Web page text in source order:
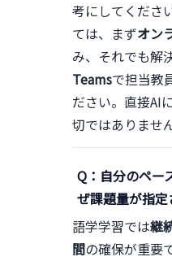
考にしてくださ
ては、まずオン
み、それでも解
Teamsで担当教
ださい。直接AI
切ではありませ
Q：自分のペー
ぜ課題量が指
語学学習では継
間の確保が重要